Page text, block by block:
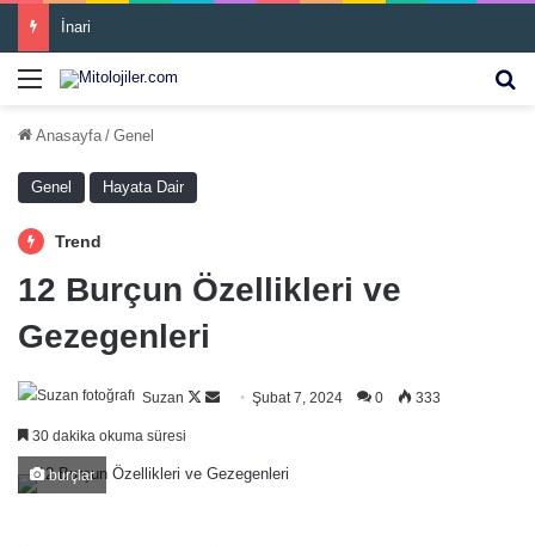
İnari
Menü
Anasayfa / Genel
Genel Hayata Dair
Trend
12 Burçun Özellikleri ve
Gezegenleri
Suzan
Follow
Bir
göndermek
Şubat 7, 2024 0 333
30 dakika okuma süresi
burçlar